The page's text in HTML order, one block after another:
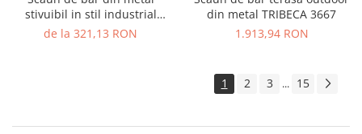
stivuibil in stil industrial
TOLIX STOOL STYLE
de la 321,13 RON
din metal TRIBECA 3667
1.913,94 RON
1 2 3 ... 15